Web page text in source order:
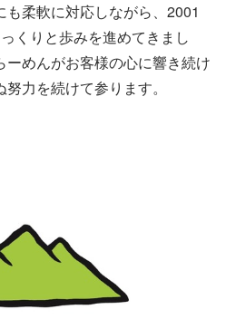
柔軟に対応しながら、2001
くりと歩みを進めてきまし
めんがお客様の心に響き続け
力を続けて参ります。